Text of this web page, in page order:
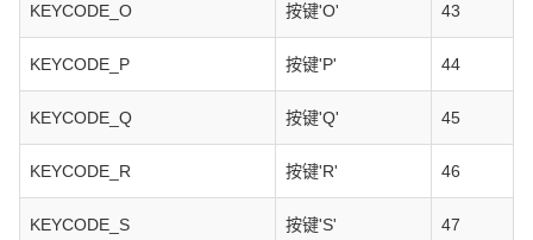
KEYCODE_O 按键'O' 43
KEYCODE_P 按键'P' 44
KEYCODE_Q 按键'Q' 45
KEYCODE_R 按键'R' 46
KEYCODE_S 按键'S' 47